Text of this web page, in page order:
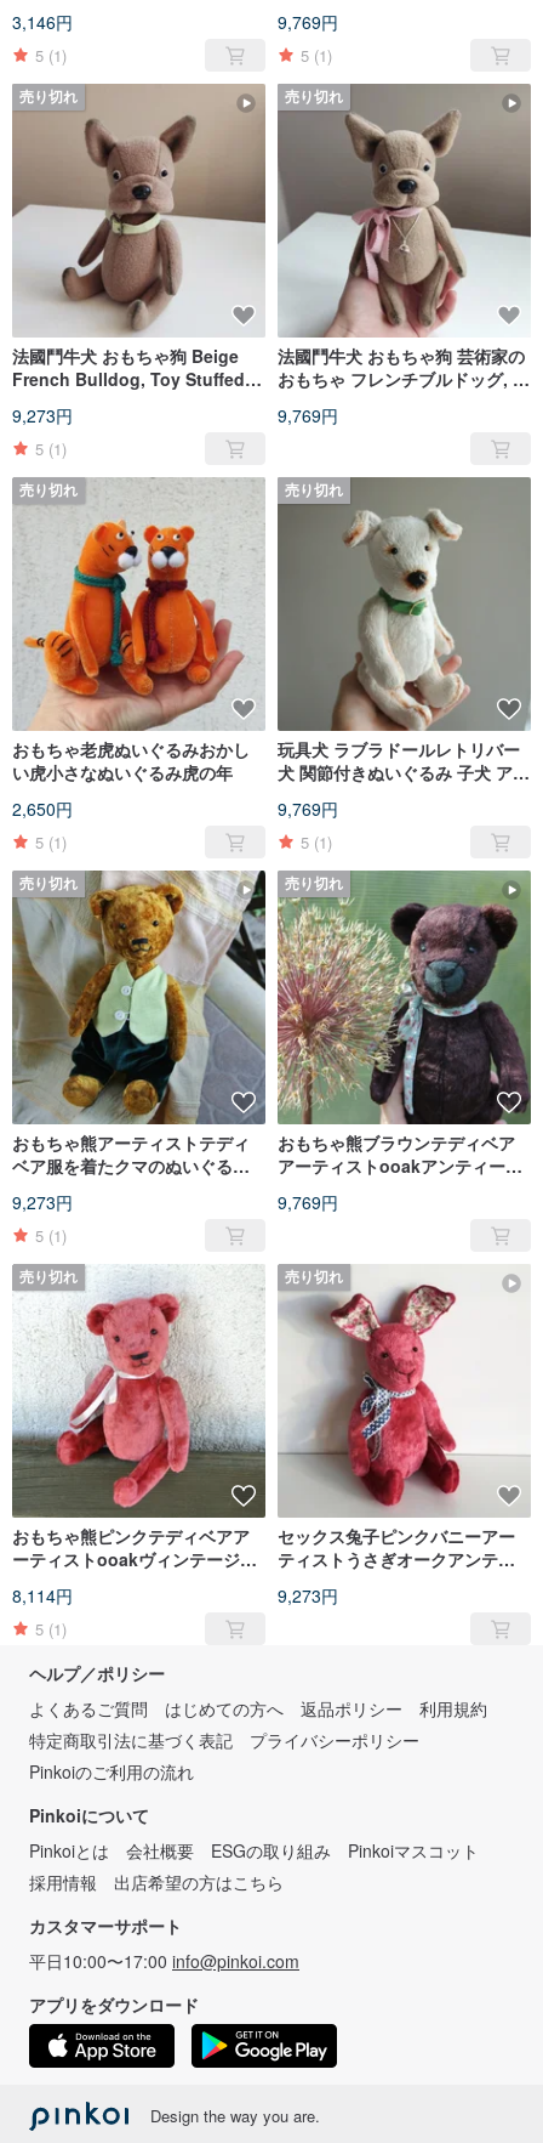
3,146円
5 (1)
9,769円
5 (1)
売り切れ
法國鬥牛犬 おもちゃ狗 Beige
French Bulldog, Toy Stuffed
9,273円
5 (1)
売り切れ
法國鬥牛犬 おもちゃ狗 芸術家の
おもちゃ フレンチブルドッグ, お
ぬいぐるみ
9,769円
売り切れ
おもちゃ老虎ぬいぐるみおかし
い虎小さなぬいぐるみ虎の年
2,650円
5 (1)
売り切れ
玩具犬 ラブラドールレトリバー
犬 関節付きぬいぐるみ 子犬 アー
9,769円
5 (1)
売り切れ
おもちゃ熊アーティストテディ
ベア服を着たクマのぬいぐるみ
9,273円
5 (1)
売り切れ
おもちゃ熊ブラウンテディベア
アーティストooakアンティーク
がくずぬいぐるみ
9,769円
売り切れ
おもちゃ熊ピンクテディベアア
ーティストooakヴィンテージア
ぬいぐるみ
8,114円
5 (1)
売り切れ
セックス兔子ピンクバニーアー
ティストうさぎオークアンティ
ヴィンテージぬいぐるみ
9,273円
ヘルプ／ポリシー
よくあるご質問
はじめての方へ 返品ポリシー
利用規約
特定商取引法に基づく表記
プライバシーポリシー
Pinkoiのご利用の流れ
Pinkoiについて
Pinkoiとは
会社概要 ESGの取り組み
Pinkoiマスコット
採用情報
出店希望の方はこちら
カスタマーサポート
平日10:00〜17:00 info@pinkoi.com
アプリをダウンロード
Design the way you are.